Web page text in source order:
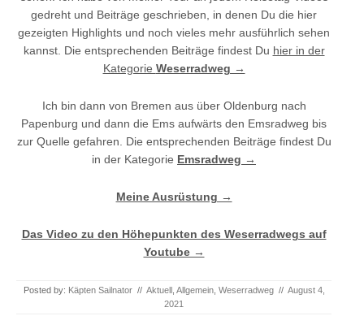
gedreht und Beiträge geschrieben, in denen Du die hier
gezeigten Highlights und noch vieles mehr ausführlich sehen
kannst. Die entsprechenden Beiträge findest Du hier in der
Kategorie Weserradweg →
Ich bin dann von Bremen aus über Oldenburg nach
Papenburg und dann die Ems aufwärts den Emsradweg bis
zur Quelle gefahren. Die entsprechenden Beiträge findest Du
in der Kategorie Emsradweg →
Meine Ausrüstung →
Das Video zu den Höhepunkten des Weserradwegs auf
Youtube →
Posted by: Käpten Sailnator // Aktuell, Allgemein, Weserradweg // August 4,
2021